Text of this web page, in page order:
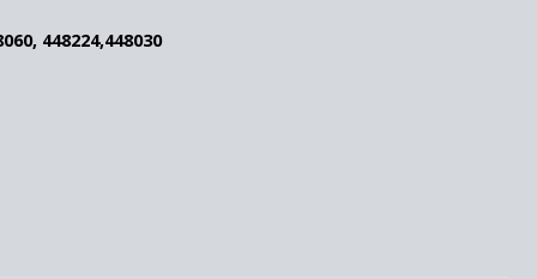
448224,448030